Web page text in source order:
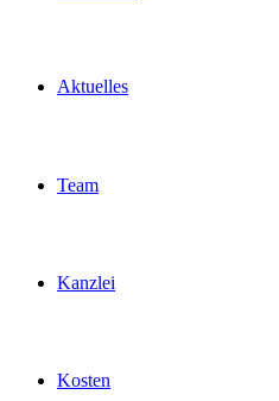
Aktuelles
Team
Kanzlei
Kosten